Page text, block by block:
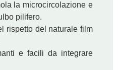
la microcircolazione e
pilifero.
rispetto del naturale film
e facili da integrare